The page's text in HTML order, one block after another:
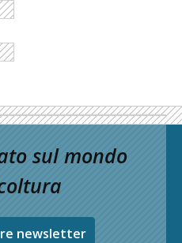
sul mondo
newsletter